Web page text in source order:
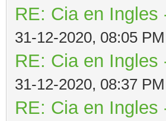
RE: Cia en Ingles
31-12-2020, 08:05 PM
RE: Cia en Ingles
31-12-2020, 08:37 PM
RE: Cia en Ingles